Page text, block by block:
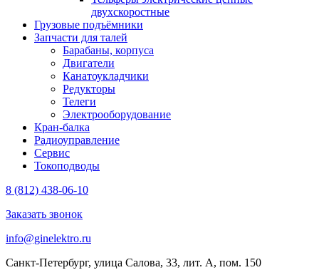
двухскоростные
Грузовые подъёмники
Запчасти для талей
Барабаны, корпуса
Двигатели
Канатоукладчики
Редукторы
Телеги
Электрооборудование
Кран-балка
Радиоуправление
Сервис
Токоподводы
8 (812) 438-06-10
Заказать звонок
info@ginelektro.ru
Санкт-Петербург, улица Салова, 33, лит. А, пом. 150